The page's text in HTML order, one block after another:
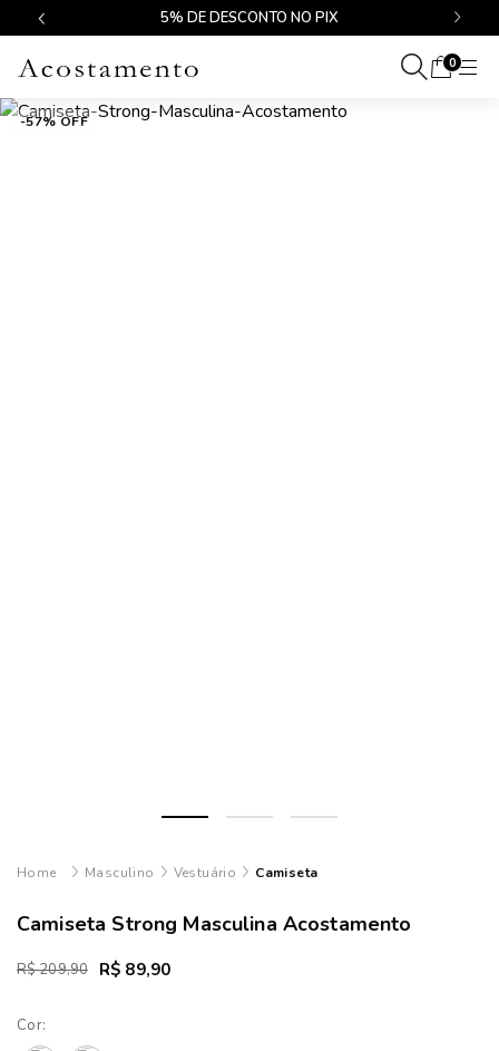
5% DE DESCONTO NO PIX
0
-57% OFF
Masculino Vestuário Camiseta
Camiseta Strong Masculina Acostamento
R$ 209,90 R$ 89,90
Cor: